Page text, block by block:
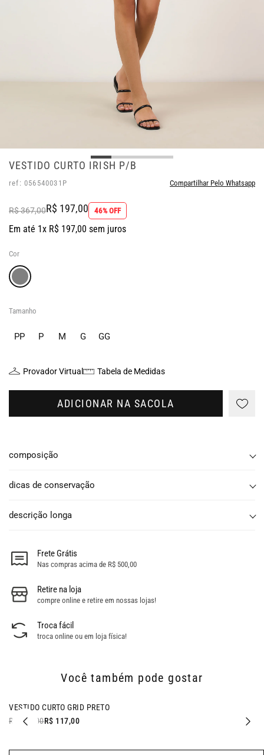
VESTIDO CURTO IRISH P/B
ref: 056540031P Compartilhar Pelo Whatsapp
R$ 367,00R$ 197,00 46% OFF
Em até 1x R$ 197,00 sem juros
Cor
Tamanho
PP P M G GG
Provador Virtual Tabela de Medidas
ADICIONAR NA SACOLA
composição
dicas de conservação
descrição longa
Frete Grátis
Nas compras acima de R$ 500,00
Retire na loja
compre online e retire em nossas lojas!
Troca fácil
troca online ou em loja física!
Você também pode gostar
- 53% OFF
VESTIDO CURTO GRID PRETO
R$ 247,00R$ 117,00